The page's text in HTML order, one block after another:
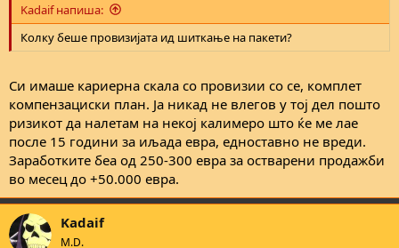
Мех, за кого како. За мене беше топ.
Kadaif напиша:
Колку беше провизијата ид шиткање на пакети?
Си имаше кариерна скала со провизии со се, комплет
компензациски план. Ја никад не влегов у тој дел пошто
ризикот да налетам на некој калимеро што ќе ме лае
после 15 години за иљада евра, едноставно не вреди.
Заработките беа од 250-300 евра за остварени продажби
во месец до +50.000 евра.
Kadaif
M.D.